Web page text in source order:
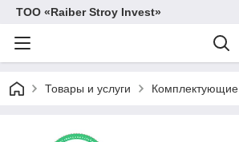
TOO «Raiber Stroy Invest»
Товары и услуги Комплектующие